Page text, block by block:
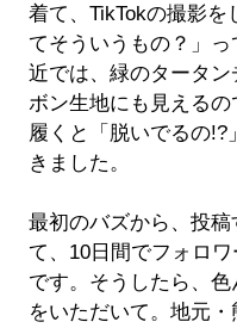
着て、TikTokの撮影を
てそういうもの？」
近では、緑のタータ
ボン生地にも見える
履くと「脱いでるの
きました。
最初のバズから、投稿
て、10日間でフォロ
です。そうしたら、
をいただいて。地元